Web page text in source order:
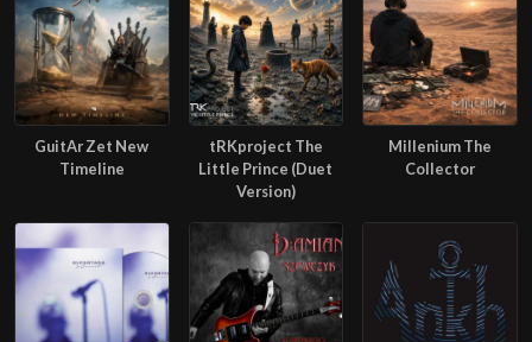
GuitAr Zet New
Timeline
tRKproject The
Little Prince (Duet
Version)
Millenium The
Collector